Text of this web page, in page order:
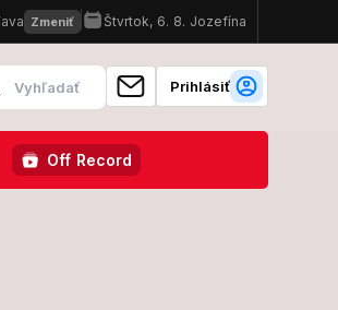
FOTO Pozrite, v čom sa ukázal Karol III.:
Prihlásiť
Off Record